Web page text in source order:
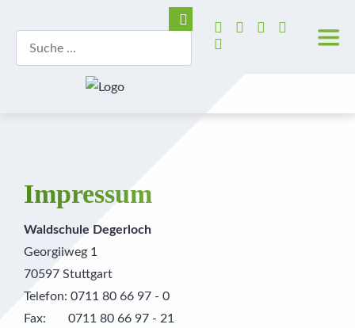
Impressum
Waldschule Degerloch
Georgiiweg 1
70597 Stuttgart
Telefon: 0711 80 66 97 - 0
Fax: 0711 80 66 97 - 21